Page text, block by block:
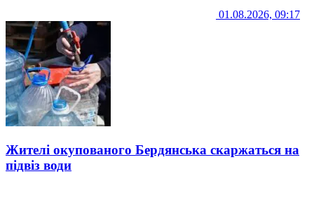
01.08.2026, 09:17
Жителі окупованого Бердянська скаржаться на
підвіз води